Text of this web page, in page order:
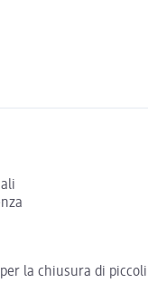
la chiusura di